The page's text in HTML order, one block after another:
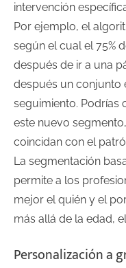
intervención
Por ejemplo, el
según el cual el 75%
después de ir a una
después un conjunto
seguimiento. Podrías
este nuevo
coincidan con el
La segmentación
permite a los
mejor el quién y el
más allá de la edad,
Personalización a